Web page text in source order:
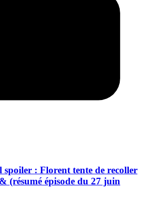
: Florent tente de recoller
(résumé épisode du 27 juin